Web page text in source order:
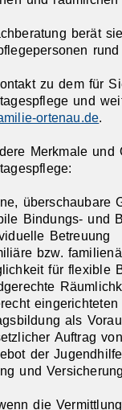
berät
zu dem für
und
ortenau.de.
Merkmale und
überschaubare
Bindungs- und
Betreuung
bzw.
für flexible
als
Auftrag
der
und
die